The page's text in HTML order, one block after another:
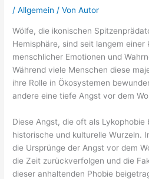
/Allgemein / VonAutor
Wölfe, die ikonischen
Hemisphäre, sind seit langem einer
menschlicher Emotionen und
Während viele Menschen diese
ihre Rolle in Ökosystemen
andere eine tiefe Angst vor dem
Diese Angst, die oft als
historische und kulturelle Wurzeln.
die Ursprünge der Angst vor dem
die Zeit zurückverfolgen und die
dieser anhaltenden Phobie